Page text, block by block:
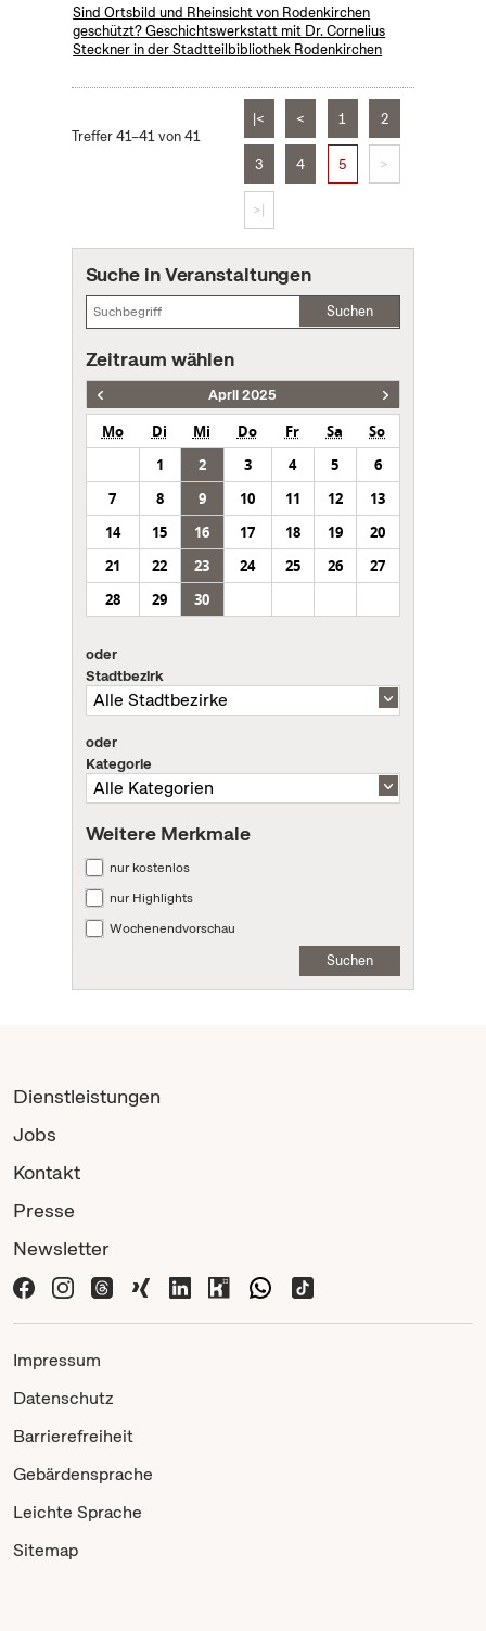
Sind Ortsbild und Rheinsicht von Rodenkirchen
geschützt? Geschichtswerkstatt mit Dr. Cornelius
Steckner in der Stadtteilbibliothek Rodenkirchen
Treffer 41–41 von 41
|< < 1 2
3 4 5 >
>|
Suche in Veranstaltungen
Suchen
Zeitraum wählen
April 2025
Mo Di Mi Do Fr Sa
So
1
2 3 4 5
6
7
8 9 10 11 12
13
14
15 16 17 18 19
20
21
22 23 24 25 26
27
28
29 30
oder
Stadtbezirk
oder
Kategorie
Weitere Merkmale
nur kostenlos
nur Highlights
Wochenendvorschau
Suchen
Dienstleistungen
Jobs
Kontakt
Presse
Newsletter
Impressum
Datenschutz
Barrierefreiheit
Gebärdensprache
Leichte Sprache
Sitemap